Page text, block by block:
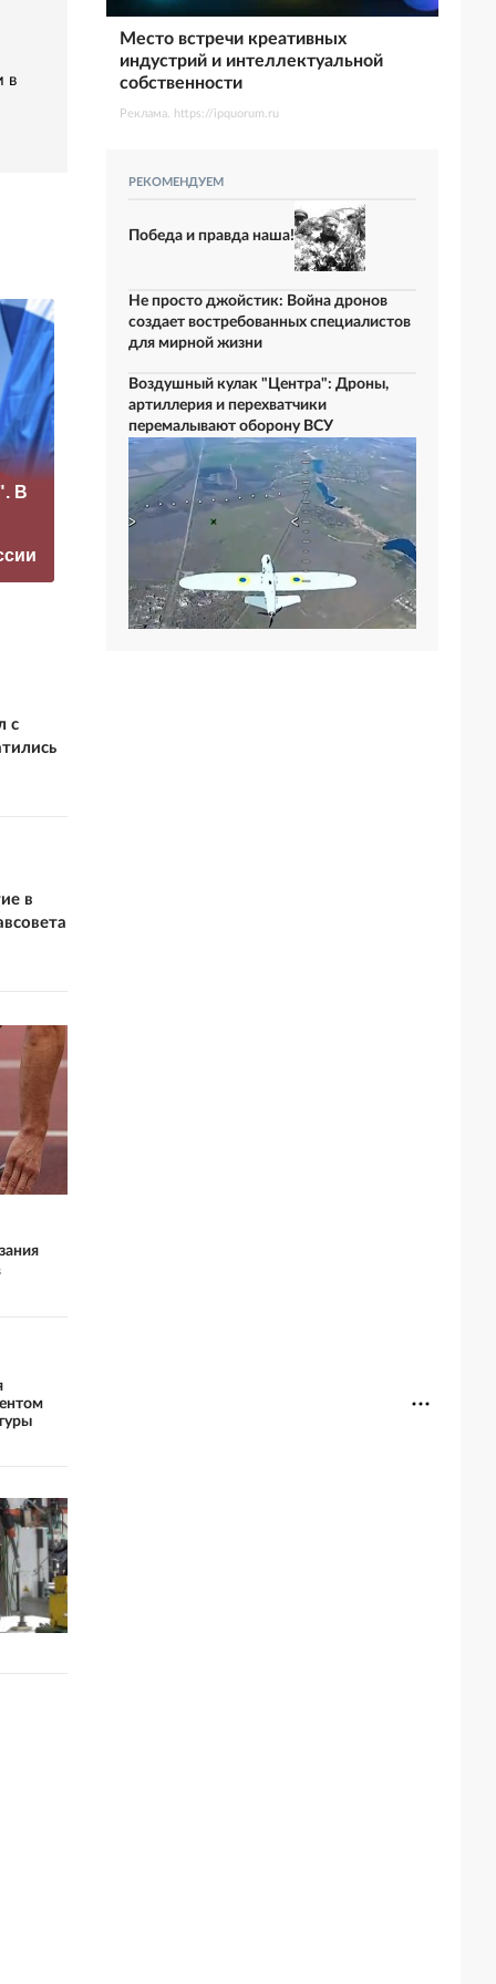
в
В
«Это конец всего»:
Захарова
прокомментировал
а фестиваль в
Рубио
отреагировал на
требование
перестать
накачивать ВСУ
оружием
с
в
Место встречи креативных
индустрий и интеллектуальной
собственности
Реклама. https://ipquorum.ru
РЕКОМЕНДУЕМ
Победа и правда наша!
Не просто джойстик: Война дронов
создает востребованных специалистов
для мирной жизни
Воздушный кулак "Центра": Дроны,
артиллерия и перехватчики
перемалывают оборону ВСУ